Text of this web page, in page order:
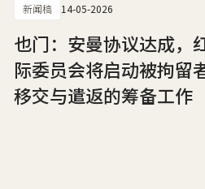
新闻稿 14-05-2026
也门：安曼协议达成，
际委员会将启动被拘留
移交与遣返的筹备工作